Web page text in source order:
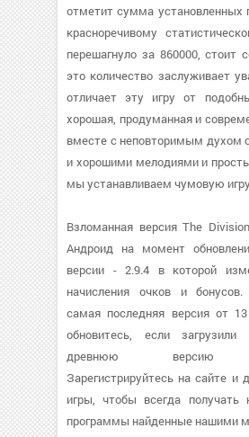
отметит сумма установленных
красноречивому
перешагнуло за 860000, стоит
это количество заслуживает
отличает эту игру от
хорошая, продуманная и
вместе с неповторимым духом
и хорошими мелодиями и
мы устанавливаем чумовую
Взломанная версия The
Андроид на момент
версии - 2.9.4 в которой
начисления очков и
самая последняя версия от
обновитесь, если загрузили
древнюю версию
Зарегистрируйтесь на сайте и
игры, чтобы всегда
программы найденные нашими